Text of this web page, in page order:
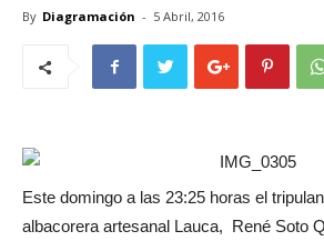
By Diagramación - 5 Abril, 2016
Este domingo a las 23:25 horas el
albacorera artesanal Lauca, René Soto